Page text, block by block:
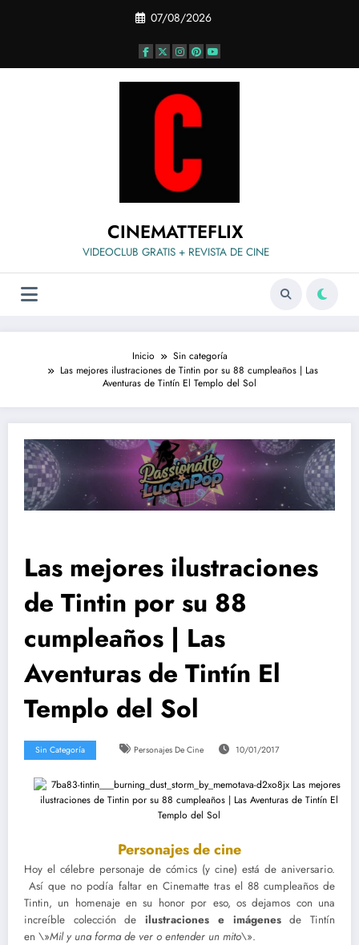
07/08/2026
CINEMATTEFLIX
VIDEOCLUB GRATIS + REVISTA DE CINE
Inicio
Sin categoría
Las mejores ilustraciones de Tintin por su 88 cumpleaños | Las
Aventuras de Tintín El Templo del Sol
Las mejores ilustraciones
de Tintin por su 88
cumpleaños | Las
Aventuras de Tintín El
Templo del Sol
Sin Categoría Personajes De Cine 10/01/2017
Personajes de cine
Hoy el célebre personaje de cómics (y cine) está de aniversario.
Así que no podía faltar en Cinematte tras el 88 cumpleaños de
Tintin, un homenaje en su honor por eso, os dejamos con una
increíble colección deilustraciones e imágenesde Tintín
en \»Mil y una forma de ver o entender un mito\».